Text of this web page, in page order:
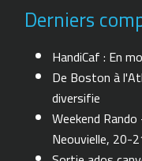
Derniers
HandiCaf : En
De Boston à
diversifie
Weekend
Neouvielle, 20-